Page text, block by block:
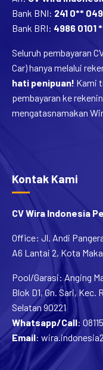
Bank BNI:
241 0**
Bank BRI:
4986 0101
Seluruh pembayaran
Car) hanya melalui
hati penipuan! Kami
pembayaran ke
mengatasnamakan
Kontak Kami
CV Wira Indonesia
Office: Jl. Andi
A6 Lantai 2, Kota
Pool/Garasi: Anging
Blok D1, Gn. Sari,
Selatan 90221
Whatsapp/Call
Email